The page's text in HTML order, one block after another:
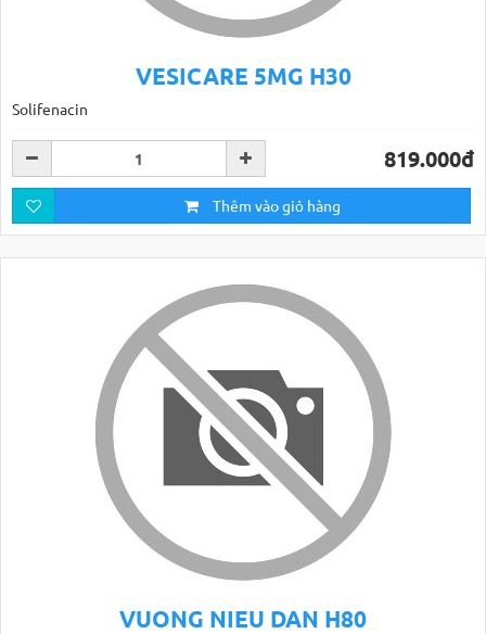
VESICARE 5MG H30
Solifenacin
819.000đ
Thêm vào giỏ hàng
VUONG NIEU DAN H80